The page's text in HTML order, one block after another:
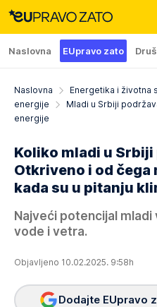
Naslovna EUpravo zato
Naslovna Energetika i životna
energije
Mladi u Srbiji
energije
Koliko mladi u Srbiji
Otkriveno i od
kada su u pitanju
Najveći potencijal
vode i vetra.
Objavljeno 10.02.2025. 9:58h
Dodajte EUpravo